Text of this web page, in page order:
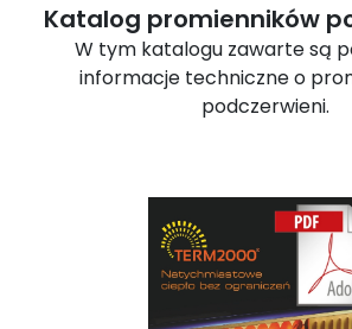
Katalog promienników
W tym katalogu zawarte są
informacje techniczne o
podczerwieni.